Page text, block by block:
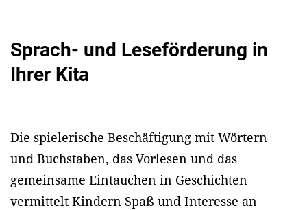
Sprach- und Leseförderung in
Ihrer Kita
Die spielerische Beschäftigung mit Wörtern
und Buchstaben, das Vorlesen und das
gemeinsame Eintauchen in Geschichten
vermittelt Kindern Spaß und Interesse an